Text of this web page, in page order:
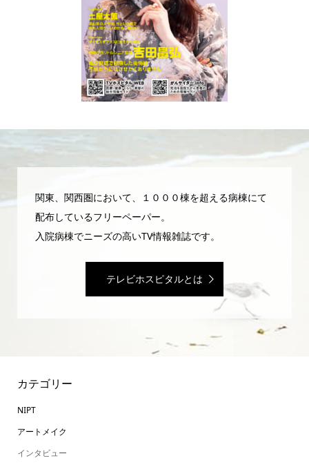
関東、関西圏において、１０００棟を超える病棟にて
配布しているフリーペーパー。
入院病棟でニーズの高いTV情報雑誌です。
テレビホスピタルとは
カテゴリー
NIPT
アートメイク
インタビュー